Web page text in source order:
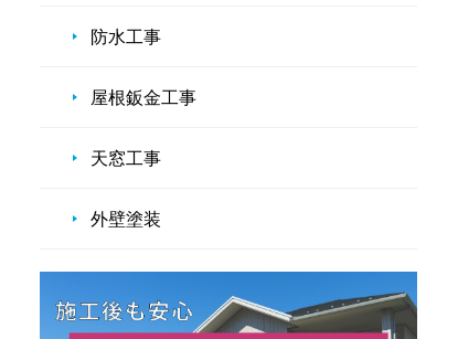
防水工事
屋根鈑金工事
天窓工事
外壁塗装